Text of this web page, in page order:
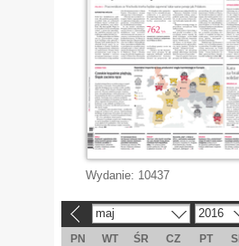
Wydanie: 10437
maj 2016
PN WT ŚR CZ PT